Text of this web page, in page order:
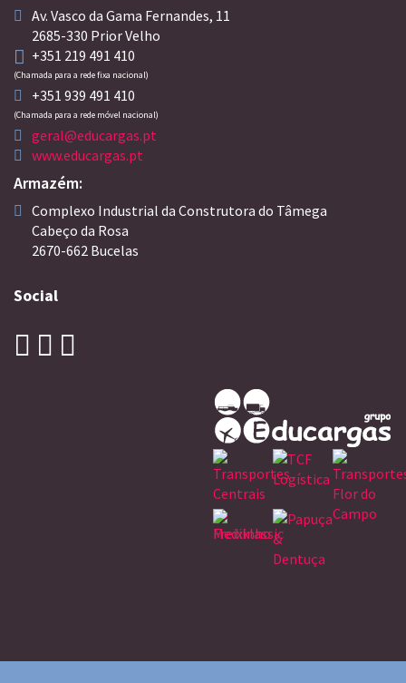
Av. Vasco da Gama Fernandes, 11
2685-330 Prior Velho
+351 219 491 410
(Chamada para a rede fixa nacional)
+351 939 491 410
(Chamada para a rede móvel nacional)
geral@educargas.pt
www.educargas.pt
Armazém:
Complexo Industrial da Construtora do Tâmega
Cabeço da Rosa
2670-662 Bucelas
Social